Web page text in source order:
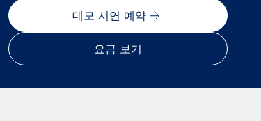
데모 시연 예약
요금 보기